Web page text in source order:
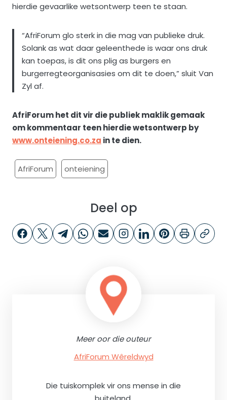
hierdie gevaarlike wetsontwerp teen te staan.
“AfriForum glo sterk in die mag van publieke druk.
Solank as wat daar geleenthede is waar ons druk
kan toepas, is dit ons plig as burgers en
burgerregteorganisasies om dit te doen,” sluit Van
Zyl af.
AfriForum het dit vir die publiek maklik gemaak
om kommentaar teen hierdie wetsontwerp by
www.onteiening.co.za in te dien.
AfriForum onteiening
Deel op
Meer oor die outeur
AfriForum Wêreldwyd
Die tuiskomplek vir ons mense in die